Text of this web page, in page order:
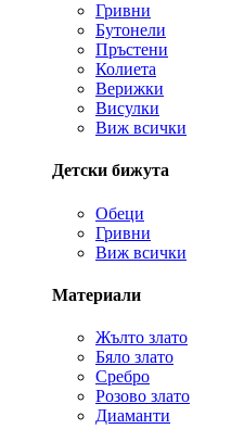
Гривни
Бутонели
Пръстени
Колиета
Верижки
Висулки
Виж всички
Детски бижута
Обеци
Гривни
Виж всички
Материали
Жълто злато
Бяло злато
Сребро
Розово злато
Диаманти